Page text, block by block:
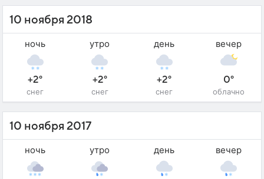
10 ноября 2018
ночь
+2°
снег
утро
+2°
снег
день
+2°
снег
вечер
0°
облачно
10 ноября 2017
ночь утро день вечер